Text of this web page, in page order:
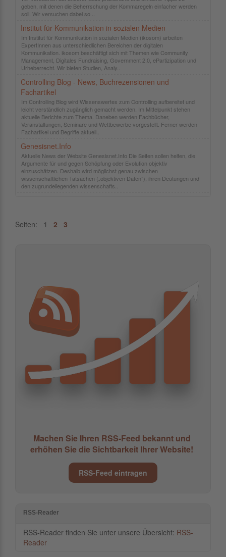
geben, mit denen die Beherrschung der Kommaregeln einfacher werden
soll. Wir versuchen dabei so ..
Institut für Kommunikation in sozialen Medien
Im Institut für Kommunikation in sozialen Medien (ikosom) arbeiten
ExpertInnen aus unterschiedlichen Bereichen der digitalen
Kommunikation. ikosom beschäftigt sich mit Themen wie Community
Management, Digitales Fundraising, Government 2.0, ePartizipation und
Urheberrecht. Wir bieten Studien, Analy..
Controlling Blog - News, Buchrezensionen und
Fachartikel
Im Controlling Blog wird Wissenswertes zum Controlling aufbereitet und
leicht verständlich zugänglich gemacht werden. Im Mittelpunkt stehen
aktuelle Berichte zum Thema. Daneben werden Fachbücher,
Veranstaltungen, Seminare und Wettbewerbe vorgestellt. Ferner werden
Fachartikel und Begriffe aktuell..
Genesisnet.Info
Aktuelle News der Website Genesisnet.Info Die Seiten sollen helfen, die
Argumente für und gegen Schöpfung oder Evolution objektiv
einzuschätzen. Deshalb wird möglichst genau zwischen
wissenschaftlichen Tatsachen („objektiven Daten”), ihren Deutungen und
den zugrundeliegenden wissenschafts..
Seiten: 1 2 3
Machen Sie Ihren RSS-Feed bekannt und
erhöhen Sie die Sichtbarkeit Ihrer Website!
RSS-Feed eintragen
RSS-Reader
RSS-Reader finden Sie unter unsere Übersicht: RSS-
Reader